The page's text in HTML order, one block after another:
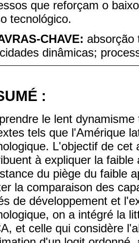
que reforçam o
tecnológico.
CHAVE: absorção
dinâmicas;
:
le lent
tels que l'Amérique
L'objectif de
à expliquer la
du piège du faible
la comparaison des
de développement et
on a intégré la
et celle qui considère